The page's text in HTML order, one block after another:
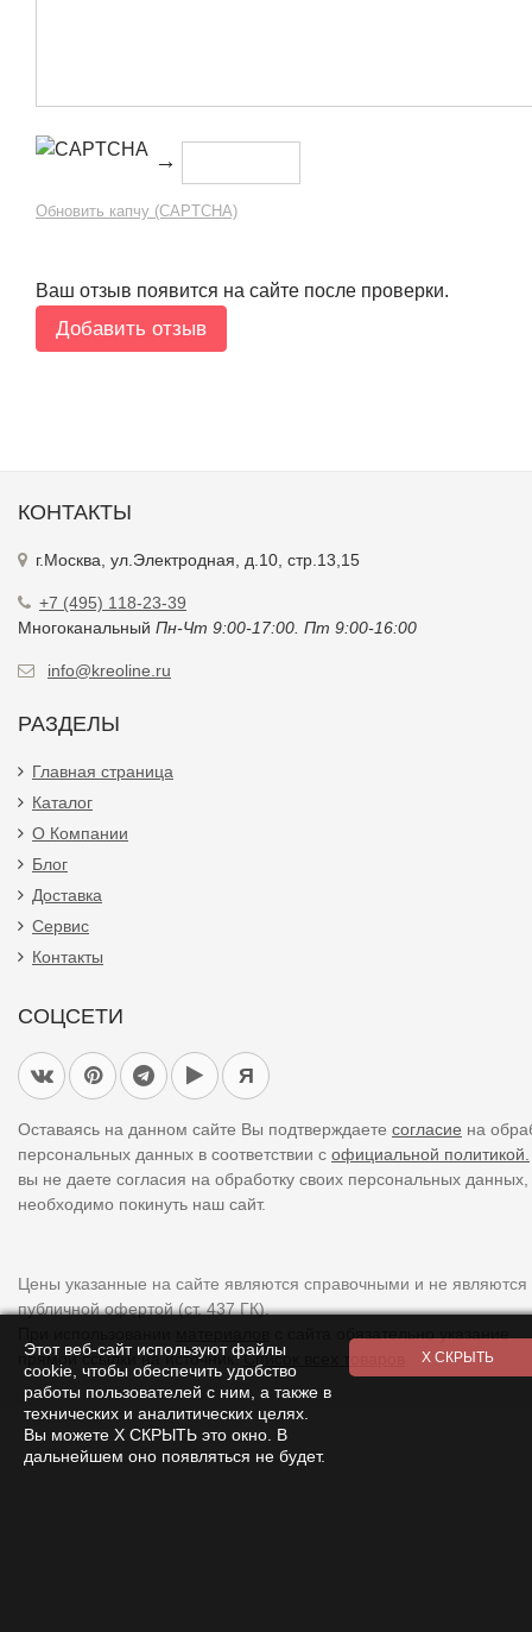
→
Обновить капчу (CAPTCHA)
Ваш отзыв появится на сайте после проверки.
КОНТАКТЫ
г.Москва, ул.Электродная, д.10, стр.13,15
+7 (495) 118-23-39
Многоканальный Пн-Чт 9:00-17:00. Пт 9:00-16:00
info@kreoline.ru
РАЗДЕЛЫ
Главная страница
Каталог
О Компании
Блог
Доставка
Сервис
Контакты
СОЦСЕТИ
Я
Оставаясь на данном сайте Вы подтверждаете согласие на
персональных данных в соответствии с официальной политикой.
вы не даете согласия на обработку своих персональных
необходимо покинуть наш сайт.
Цены указанные на сайте являются справочными и не являются
публичной офертой (ст. 437 ГК).
прямой ссылки на источник.Список всех товаров
Этот веб-сайт используют файлы
cookie, чтобы обеспечить удобство
работы пользователей с ним, а также в
технических и аналитических целях.
Вы можете Х СКРЫТЬ это окно. В
дальнейшем оно появляться не будет.